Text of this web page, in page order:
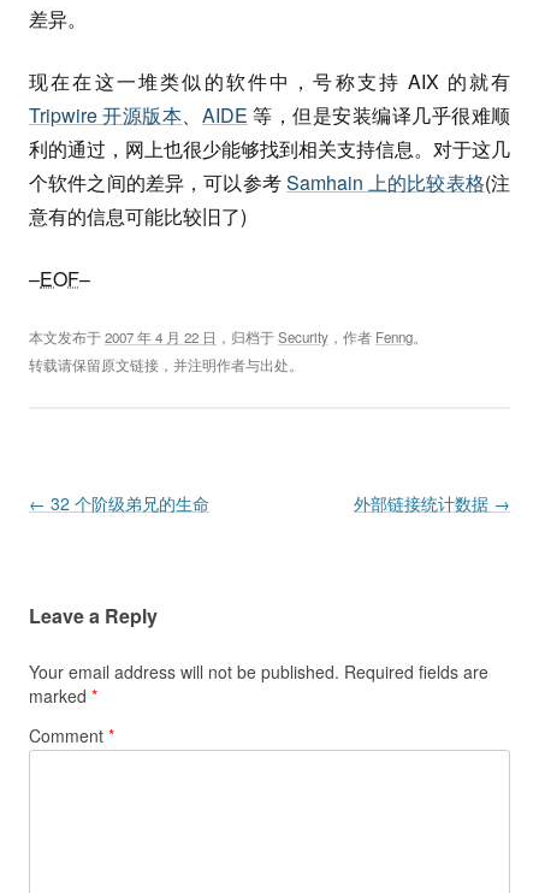
差异。
现在在这一堆类似的软件中，号称支持 AIX 的就有
Tripwire 开源版本、 AIDE 等，但是安装编译几乎很难顺
利的通过，网上也很少能够找到相关支持信息。对于这几
个软件之间的差异，可以参考Samhain 上的比较表格(注
意有的信息可能比较旧了)
–EOF–
本文发布于2007 年 4 月 22 日 ，归档于Security ，作者 Fenng。
转载请保留原文链接，并注明作者与出处。
Post navigation
← 32 个阶级弟兄的生命 外部链接统计数据 →
Leave a Reply
Your email address will not be published. Required fields are
marked *
Comment *